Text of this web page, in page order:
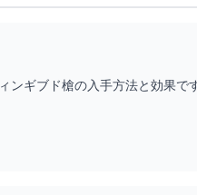
ギブド槍の入手方法と効果